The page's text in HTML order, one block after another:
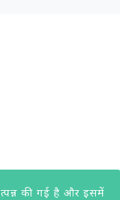
की गई है और इसमें